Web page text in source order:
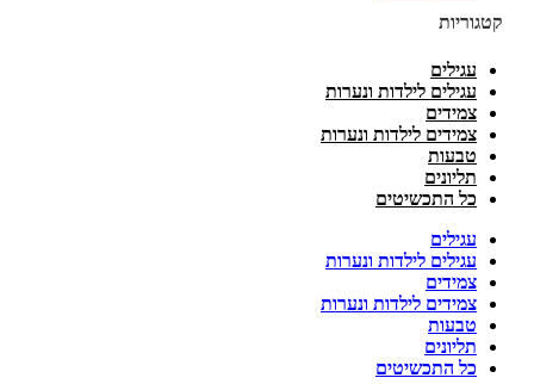
קטגוריות
עגילים
עגילים לילדות ונערות
צמידים
צמידים לילדות ונערות
טבעות
תליונים
כל התכשיטים
עגילים
עגילים לילדות ונערות
צמידים
צמידים לילדות ונערות
טבעות
תליונים
כל התכשיטים